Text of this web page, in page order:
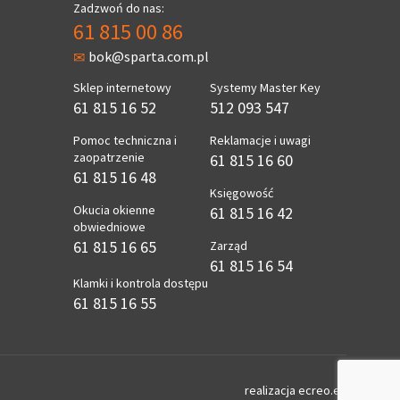
Zadzwoń do nas:
61 815 00 86
bok@sparta.com.pl
Sklep internetowy
61 815 16 52
Pomoc techniczna i
zaopatrzenie
61 815 16 48
Okucia okienne
obwiedniowe
61 815 16 65
Klamki i kontrola dostępu
61 815 16 55
Systemy Master Key
512 093 547
Reklamacje i uwagi
61 815 16 60
Księgowość
61 815 16 42
Zarząd
61 815 16 54
realizacja ecreo.eu